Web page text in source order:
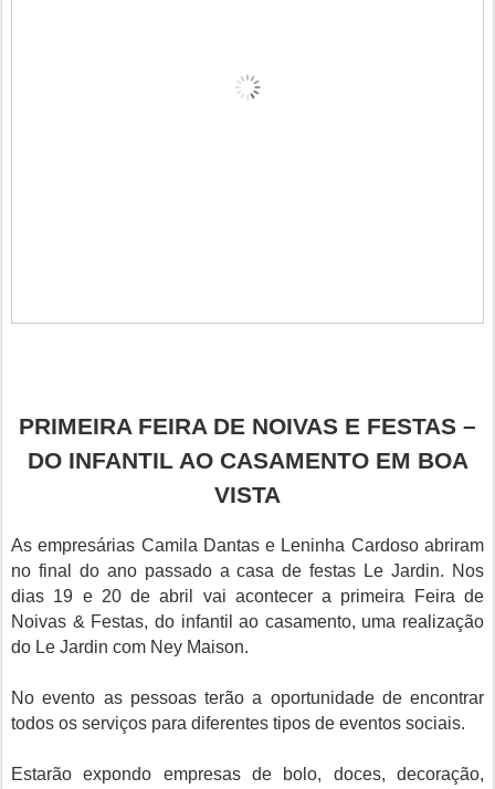
PRIMEIRA FEIRA DE NOIVAS E FESTAS –
DO INFANTIL AO CASAMENTO EM BOA
VISTA
As empresárias Camila Dantas e Leninha Cardoso abriram
no final do ano passado a casa de festas Le Jardin. Nos
dias 19 e 20 de abril vai acontecer a primeira Feira de
Noivas & Festas, do infantil ao casamento, uma realização
do Le Jardin com Ney Maison.
No evento as pessoas terão a oportunidade de encontrar
todos os serviços para diferentes tipos de eventos sociais.
Estarão expondo empresas de bolo, doces, decoração,